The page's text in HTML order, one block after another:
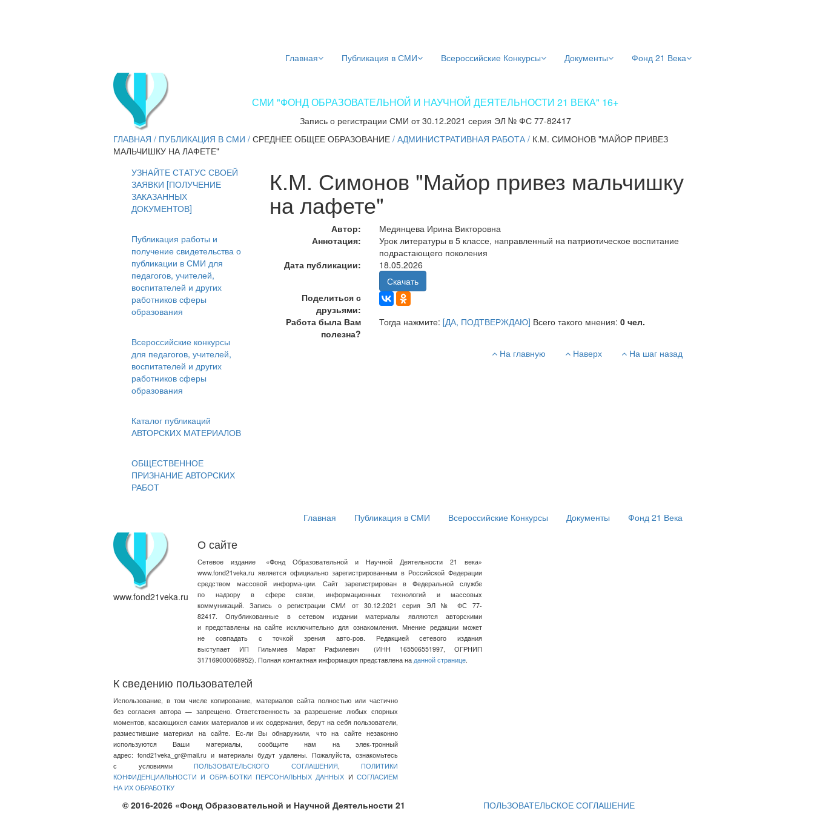
Главная Публикация в СМИ Всероссийские Конкурсы Документы Фонд 21 Века
СМИ "ФОНД ОБРАЗОВАТЕЛЬНОЙ И НАУЧНОЙ ДЕЯТЕЛЬНОСТИ 21 ВЕКА" 16+
Запись о регистрации СМИ от 30.12.2021 серия ЭЛ № ФС 77-82417
ГЛАВНАЯ / ПУБЛИКАЦИЯ В СМИ / СРЕДНЕЕ ОБЩЕЕ ОБРАЗОВАНИЕ / АДМИНИСТРАТИВНАЯ РАБОТА/ К.М. СИМОНОВ "МАЙОР ПРИВЕЗ
МАЛЬЧИШКУ НА ЛАФЕТЕ"
УЗНАЙТЕ СТАТУС СВОЕЙ
ЗАЯВКИ [ПОЛУЧЕНИЕ
ЗАКАЗАННЫХ
ДОКУМЕНТОВ]
Публикация работы и
получение свидетельства о
публикации в СМИ для
педагогов, учителей,
воспитателей и других
работников сферы
образования
Всероссийские конкурсы
для педагогов, учителей,
воспитателей и других
работников сферы
образования
Каталог публикаций
АВТОРСКИХ МАТЕРИАЛОВ
ОБЩЕСТВЕННОЕ
ПРИЗНАНИЕ АВТОРСКИХ
РАБОТ
К.М. Симонов "Майор привез мальчишку
на лафете"
Автор:
Медянцева Ирина Викторовна
Аннотация:
Урок литературы в 5 классе, направленный на патриотическое воспитание
подрастающего поколения
Дата публикации:
18.05.2026
Скачать
Поделиться с
друзьями:
Работа была Вам
полезна?
Тогда нажмите: [ДА, ПОДТВЕРЖДАЮ] Всего такого мнения:0 чел.
На главную Наверх На шаг назад
Главная Публикация в СМИ Всероссийские Конкурсы Документы Фонд 21 Века
www.fond21veka.ru
О сайте
Сетевое издание «Фонд Образовательной и Научной Деятельности 21 века»
www.fond21veka.ru является официально зарегистрированным в Российской Федерации
средством массовой информа-ции. Сайт зарегистрирован в Федеральной службе
по надзору в сфере связи, информационных технологий и массовых
коммуникаций. Запись о регистрации СМИ от 30.12.2021 серия ЭЛ № ФС 77-
82417. Опубликованные в сетевом издании материалы являются авторскими
и представлены на сайте исключительно для ознакомления. Мнение редакции может
не совпадать с точкой зрения авто-ров. Редакцией сетевого издания
выступает ИП Гильмиев Марат Рафилевич
(ИНН 165506551997, ОГРНИП
317169000068952). Полная контактная информация представлена на данной странице.
К сведению пользователей
Использование, в том числе копирование, материалов сайта полностью или частично
без согласия автора — запрещено. Ответственность за разрешение любых спорных
моментов, касающихся самих материалов и их содержания, берут на себя пользователи,
разместившие материал на сайте. Ес-ли Вы обнаружили, что на сайте незаконно
используются Ваши материалы, сообщите нам на элек-тронный
адрес: fond21veka_gr@mail.ru и материалы будут удалены. Пожалуйста, ознакомьтесь
с условиями ПОЛЬЗОВАТЕЛЬСКОГО СОГЛАШЕНИЯ, ПОЛИТИКИ
КОНФИДЕНЦИАЛЬНОСТИ И ОБРА-БОТКИ ПЕРСОНАЛЬНЫХ ДАННЫХ И СОГЛАСИЕМ
НА ИХ ОБРАБОТКУ
© 2016-2026 «Фонд Образовательной и Научной Деятельности 21
ПОЛЬЗОВАТЕЛЬСКОЕ СОГЛАШЕНИЕ